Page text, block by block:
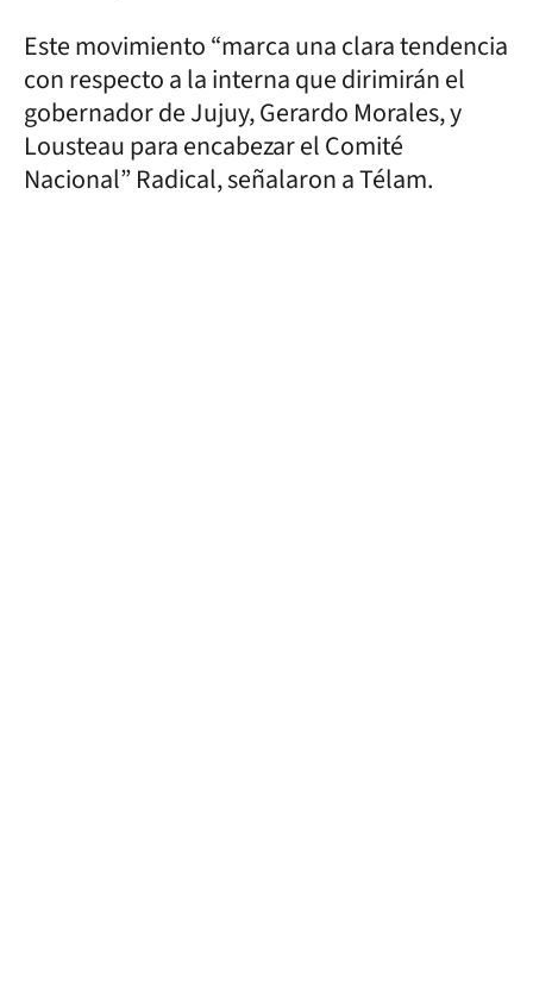
Este movimiento “marca una clara tendencia
con respecto a la interna que dirimirán el
gobernador de Jujuy, Gerardo Morales, y
Lousteau para encabezar el Comité
Nacional” Radical, señalaron a Télam.